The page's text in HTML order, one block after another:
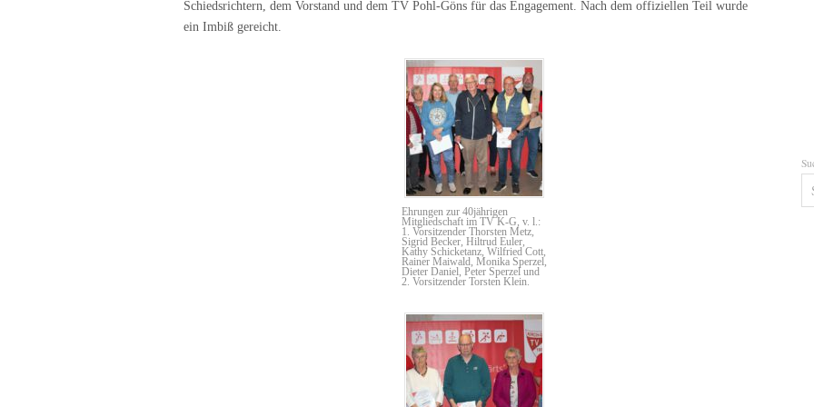
Schiedsrichtern, dem Vorstand und dem TV Pohl-Göns für das Engagement. Nach dem offiziellen Teil wurde
ein Imbiß gereicht.
Ehrungen zur 40jährigen
Mitgliedschaft im TV K-G, v. l.:
1. Vorsitzender Thorsten Metz,
Sigrid Becker, Hiltrud Euler,
Kathy Schicketanz, Wilfried Cott,
Rainer Maiwald, Monika Sperzel,
Dieter Daniel, Peter Sperzel und
2. Vorsitzender Torsten Klein.